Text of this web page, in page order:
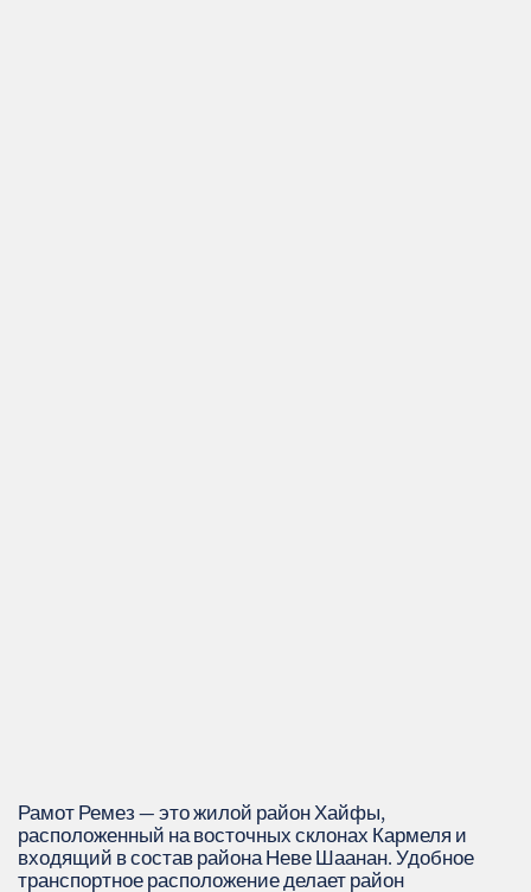
Рамот Ремез — это жилой район Хайфы,
расположенный на восточных склонах Кармеля и
входящий в состав района Неве Шаанан. Удобное
транспортное расположение делает район